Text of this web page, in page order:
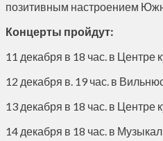
позитивным настроением
Концерты пройдут:
11 декабря в 18 час. в Центре
12 декабря в. 19 час. в
13 декабря в 18 час. в Центре
14 декабря в 18 час. в